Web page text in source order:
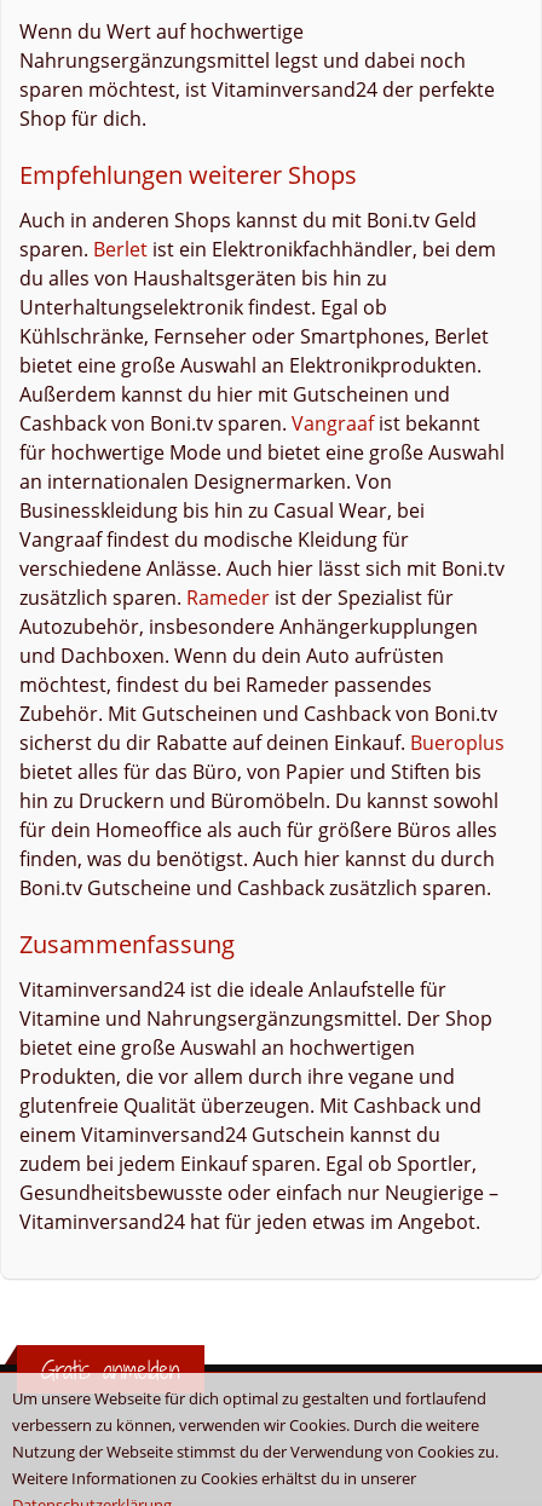
Um unsere Webseite für dich optimal zu gestalten und fortlaufend
verbessern zu können, verwenden wir Cookies. Durch die weitere
Nutzung der Webseite stimmst du der Verwendung von Cookies zu.
Weitere Informationen zu Cookies erhältst du in unserer
Wenn du Wert auf hochwertige
Nahrungsergänzungsmittel legst und dabei noch
sparen möchtest, ist Vitaminversand24 der perfekte
Shop für dich.
Empfehlungen weiterer Shops
Auch in anderen Shops kannst du mit Boni.tv Geld
sparen. Berlet ist ein Elektronikfachhändler, bei dem
du alles von Haushaltsgeräten bis hin zu
Unterhaltungselektronik findest. Egal ob
Kühlschränke, Fernseher oder Smartphones, Berlet
bietet eine große Auswahl an Elektronikprodukten.
Außerdem kannst du hier mit Gutscheinen und
Cashback von Boni.tv sparen. Vangraafist bekannt
für hochwertige Mode und bietet eine große Auswahl
an internationalen Designermarken. Von
Businesskleidung bis hin zu Casual Wear, bei
Vangraaf findest du modische Kleidung für
verschiedene Anlässe. Auch hier lässt sich mit Boni.tv
zusätzlich sparen. Rameder ist der Spezialist für
Autozubehör, insbesondere Anhängerkupplungen
und Dachboxen. Wenn du dein Auto aufrüsten
möchtest, findest du bei Rameder passendes
Zubehör. Mit Gutscheinen und Cashback von Boni.tv
sicherst du dir Rabatte auf deinen Einkauf. Bueroplus
bietet alles für das Büro, von Papier und Stiften bis
hin zu Druckern und Büromöbeln. Du kannst sowohl
für dein Homeoffice als auch für größere Büros alles
finden, was du benötigst. Auch hier kannst du durch
Boni.tv Gutscheine und Cashback zusätzlich sparen.
Zusammenfassung
Vitaminversand24 ist die ideale Anlaufstelle für
Vitamine und Nahrungsergänzungsmittel. Der Shop
bietet eine große Auswahl an hochwertigen
Produkten, die vor allem durch ihre vegane und
glutenfreie Qualität überzeugen. Mit Cashback und
einem Vitaminversand24 Gutschein kannst du
zudem bei jedem Einkauf sparen. Egal ob Sportler,
Gesundheitsbewusste oder einfach nur Neugierige –
Vitaminversand24 hat für jeden etwas im Angebot.
Gratis anmelden